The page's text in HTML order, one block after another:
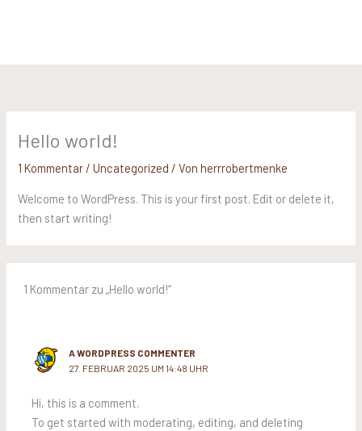
Hello world!
1 Kommentar/Uncategorized / Vonherrrobertmenke
Welcome to WordPress. This is your first post. Edit or delete it,
then start writing!
1 Kommentar zu „Hello world!“
A WORDPRESS COMMENTER
27. FEBRUAR 2025 UM 14:48 UHR
Hi, this is a comment.
To get started with moderating, editing, and deleting